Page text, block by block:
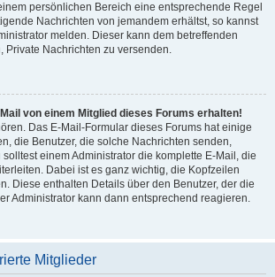
persönlichen Bereich eine entsprechende Regel
Nachrichten von jemandem erhältst, so kannst
melden. Dieser kann dem betreffenden
Private Nachrichten zu versenden.
von einem Mitglied dieses Forums erhalten!
Das E-Mail-Formular dieses Forums hat einige
die Benutzer, die solche Nachrichten senden,
einem Administrator die komplette E-Mail, die
Dabei ist es ganz wichtig, die Kopfzeilen
Diese enthalten Details über den Benutzer, der die
Administrator kann dann entsprechend reagieren.
Mitglieder